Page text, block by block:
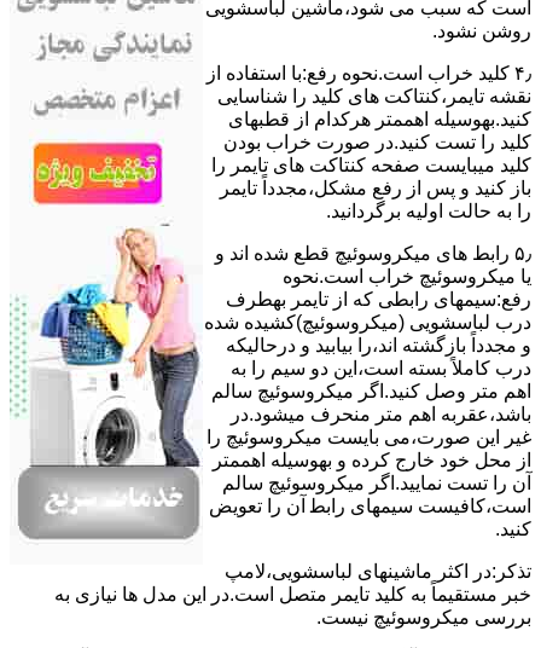
است که سبب می شود،ﻣﺎﺷﯿﻦ لباسشویی
روﺷﻦ نشود.
۴٫ ﮐﻠﯿﺪ ﺧﺮاب اﺳﺖ.نحوه رفع:ﺑﺎ اﺳﺘﻔﺎده از
ﻧﻘﺸﻪ ﺗﺎﯾﻤﺮ،ﮐﻨﺘﺎﮐﺖ ﻫﺎی ﮐﻠﯿﺪ را ﺷﻨﺎﺳﺎﯾﯽ
کنید.بهوسیله اهممتر هرکدام از قطبهای
ﮐﻠﯿﺪ را ﺗﺴﺖ ﮐﻨﯿﺪ.در ﺻﻮرت ﺧﺮاب ﺑﻮدن
ﮐﻠﯿﺪ میبایست ﺻﻔﺤﻪ ﮐﻨﺘﺎﮐﺖ ﻫﺎی ﺗﺎﯾﻤﺮ را
باز کنید و ﭘﺲ از رﻓﻊ مشکل،مجدداً ﺗﺎﯾﻤﺮ
را به حالت اوﻟﯿﻪ برگردانید.
۵٫ رابط های ﻣﯿﮑﺮوﺳﻮﺋﯿﭻ ﻗﻄﻊ شده اند و
ﯾﺎ ﻣﯿﮑﺮوﺳﻮﺋﯿﭻ ﺧﺮاب اﺳﺖ.نحوه
رفع:سیمهای راﺑﻄﯽ ﮐﻪ از ﺗﺎﯾﻤﺮ بهطرف
درب لباسشویی (ﻣﯿﮑﺮوﺳﻮﺋﯿﭻ)کشیده شده
و مجدداً بازگشته اند،را ﺑﯿﺎﺑﯿﺪ و درحالیکه
درب کاملاً ﺑﺴﺘﻪ اﺳﺖ،اﯾﻦ دو ﺳﯿﻢ را ﺑﻪ
اﻫﻢ ﻣﺘﺮ وصل کنید.اﮔﺮ ﻣﯿﮑﺮوﺳﻮﺋﯿﭻ ﺳﺎﻟﻢ
ﺑﺎﺷﺪ،ﻋﻘﺮﺑﻪ اهم متر ﻣﻨﺤﺮف میشود.در
ﻏﯿﺮ اﯾﻦ ﺻﻮرت،می بایست ﻣﯿﮑﺮوﺳﻮﺋﯿﭻ را
از ﻣﺤﻞ خود ﺧﺎرج کرده و بهوسیله اهممتر
آن را ﺗﺴﺖ ﻧﻤﺎﯾﯿﺪ.اﮔﺮ ﻣﯿﮑﺮوﺳﻮﺋﯿﭻ ﺳﺎﻟﻢ
اﺳﺖ،ﮐﺎﻓﯿﺴﺖ سیمهای راﺑﻄ آن را ﺗﻌﻮﯾﺾ
کنید.
ﺗﺬﮐﺮ:در اﮐﺜﺮ ماشینهای لباسشویی،ﻻﻣﭗ
ﺧﺒﺮ مستقیماً ﺑﻪ ﮐﻠﯿﺪ ﺗﺎﯾﻤﺮ ﻣﺘﺼﻞ اﺳﺖ.در اﯾﻦ مدل ها ﻧﯿﺎزی ﺑﻪ
بررسی ﻣﯿﮑﺮوﺳﻮﺋﯿﭻ نیست.